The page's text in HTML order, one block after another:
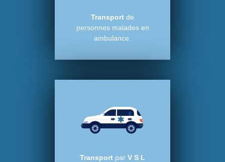
Transport de
personnes malades en
ambulance.
Transport par V S L